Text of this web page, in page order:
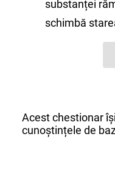
substanței
schimbă
Acest chestionar
cunoștințele de